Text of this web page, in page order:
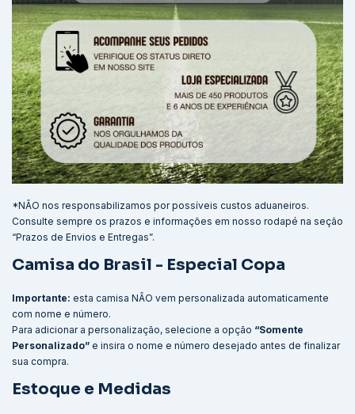
*NÃO nos responsabilizamos por possíveis custos aduaneiros.
Consulte sempre os prazos e informações em nosso rodapé na seção
“Prazos de Envios e Entregas”.
Camisa do Brasil - Especial Copa
Importante: esta camisa NÃO vem personalizada automaticamente
com nome e número.
Para adicionar a personalização, selecione a opção “Somente
Personalizado” e insira o nome e número desejado antes de finalizar
sua compra.
Estoque e Medidas